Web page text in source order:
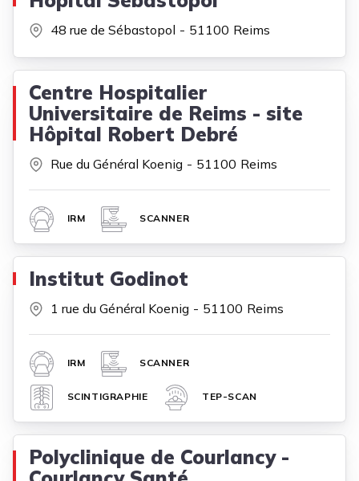
48 rue de Sébastopol 51100 Reims
Centre Hospitalier
Universitaire de Reims - site
Hôpital Robert Debré
Rue du Général Koenig 51100 Reims
IRM SCANNER
Institut Godinot
1 rue du Général Koenig 51100 Reims
IRM SCANNER
SCINTIGRAPHIE TEP-SCAN
Polyclinique de Courlancy -